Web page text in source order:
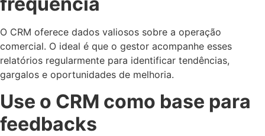
O CRM oferece dados valiosos sobre a operação
comercial. O ideal é que o gestor acompanhe esses
relatórios regularmente para identificar tendências,
gargalos e oportunidades de melhoria.
Use o CRM como base para
feedbacks